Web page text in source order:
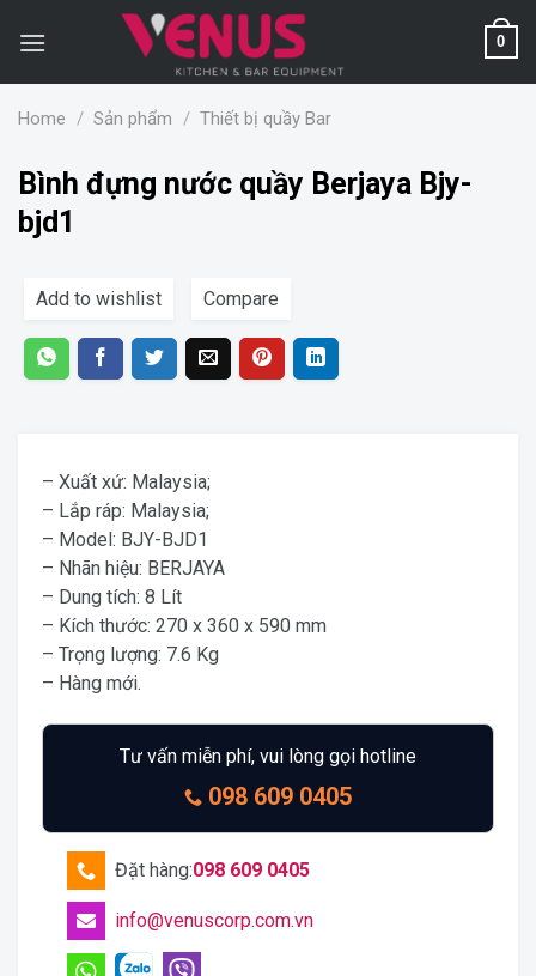
0
Home / Sản phẩm / Thiết bị quầy Bar
Bình đựng nước quầy Berjaya Bjy-
bjd1
Add to wishlist Compare
– Xuất xứ: Malaysia;
– Lắp ráp: Malaysia;
– Model: BJY-BJD1
– Nhãn hiệu: BERJAYA
– Dung tích: 8 Lít
– Kích thước: 270 x 360 x 590 mm
– Trọng lượng: 7.6 Kg
– Hàng mới.
Tư vấn miễn phí, vui lòng gọi hotline
098 609 0405
Đặt hàng:098 609 0405
info@venuscorp.com.vn